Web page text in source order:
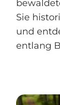
Sie
und
entlang